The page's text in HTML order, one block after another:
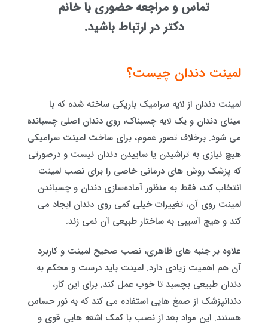
تماس و مراجعه حضوری با خانم
دکتر در ارتباط باشید.
لمینت دندان چیست؟
لمینت دندان از لایه سرامیک باریکی ساخته شده که با
مینای دندان و یک لایه چسبناک، روی دندان اصلی چسبانده
می شود. برخلاف تصور عموم، برای ساخت لمینت سرامیکی
هیچ نیازی به تراشیدن یا ساییدن دندان نیست و درصورتی
که پزشک روش های درمانی خاصی را برای نصب لمینت
انتخاب کند، فقط به منظور آماده‌سازی دندان و چسباندن
لمینت روی آن، تغییرات خیلی کمی روی دندان ایجاد می
کند و هیچ آسیبی به ساختار طبیعی آن نمی زند.
علاوه بر جنبه های ظاهری، نصب صحیح لمینت و کاربرد
آن هم اهمیت زیادی دارد. لمینت باید درست و محکم به
دندان طبیعی بچسبد تا خوب عمل کند. برای این کار،
دندانپزشک از صمغ هایی استفاده می کند که به نور حساس
هستند. این مواد بعد از نصب با کمک اشعه هایی قوی و